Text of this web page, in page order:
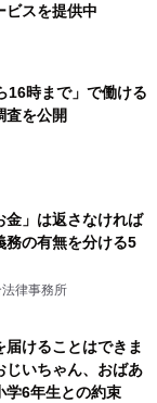
ビスを提供中
16時まで」で働ける
査を公開
金」は返さなければ
務の有無を分ける5
律事務所
届けることはできま
じいちゃん、おばあ
学6年生との約束